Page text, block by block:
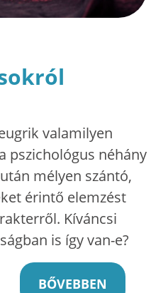
valamilyen
pszichológus néhány
mélyen szántó,
érintő elemzést
Kíváncsi
is így van-e?
BŐVEBBEN